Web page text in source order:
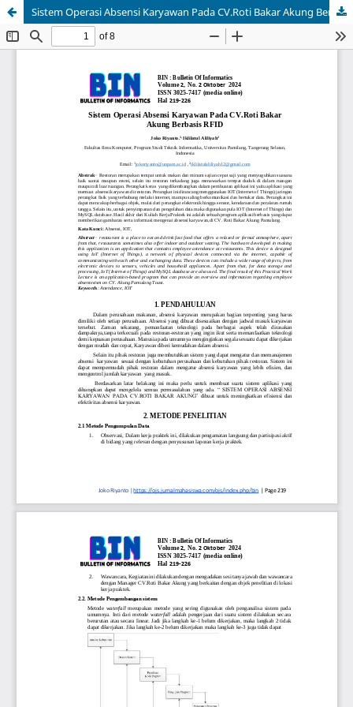
Sistem Operasi Absensi Karyawan Pada CV.Roti Bakar Akung Berbasis RFID